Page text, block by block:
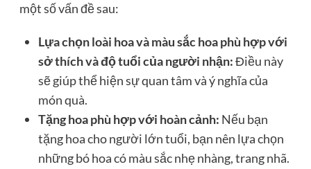
một số vấn đề sau:
Lựa chọn loài hoa và màu sắc hoa phù hợp với
sở thích và độ tuổi của người nhận:Điều này
sẽ giúp thể hiện sự quan tâm và ý nghĩa của
món quà.
Tặng hoa phù hợp với hoàn cảnh: Nếu bạn
tặng hoa cho người lớn tuổi, bạn nên lựa chọn
những bó hoa có màu sắc nhẹ nhàng, trang nhã.